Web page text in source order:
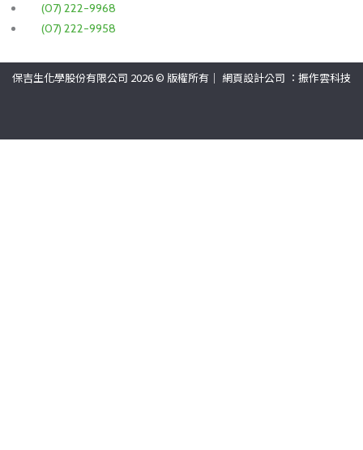
(07) 222-9968
(07) 222-9958
保吉生化學股份有限公司 2026 © 版權所有｜ 網頁設計公司 ：振作雲科技